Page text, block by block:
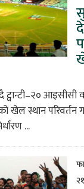
आइसीसी
खेल स्थान
...